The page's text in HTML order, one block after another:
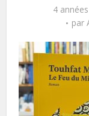
4
par